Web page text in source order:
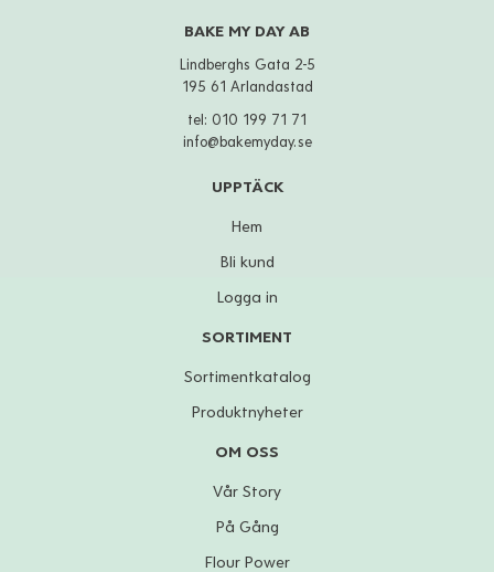
BAKE MY DAY AB
Lindberghs Gata 2-5
195 61 Arlandastad
tel: 010 199 71 71
info@bakemyday.se
UPPTÄCK
Hem
Bli kund
Logga in
SORTIMENT
Sortimentkatalog
Produktnyheter
OM OSS
Vår Story
På Gång
Flour Power